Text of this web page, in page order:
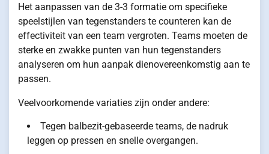
Het aanpassen van de 3-3 formatie om specifieke
speelstijlen van tegenstanders te counteren kan de
effectiviteit van een team vergroten. Teams moeten de
sterke en zwakke punten van hun tegenstanders
analyseren om hun aanpak dienovereenkomstig aan te
passen.
Veelvoorkomende variaties zijn onder andere:
Tegen balbezit-gebaseerde teams, de nadruk
leggen op pressen en snelle overgangen.